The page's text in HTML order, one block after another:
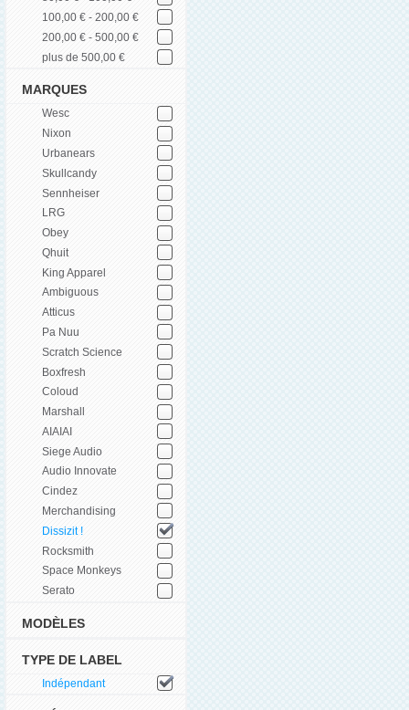
100,00 € - 200,00 €
200,00 € - 500,00 €
plus de 500,00 €
MARQUES
Wesc
Nixon
Urbanears
Skullcandy
Sennheiser
LRG
Obey
Qhuit
King Apparel
Ambiguous
Atticus
Pa Nuu
Scratch Science
Boxfresh
Coloud
Marshall
AIAIAI
Siege Audio
Audio Innovate
Cindez
Merchandising
Dissizit !
Rocksmith
Space Monkeys
Serato
MODÈLES
TYPE DE LABEL
Indépendant